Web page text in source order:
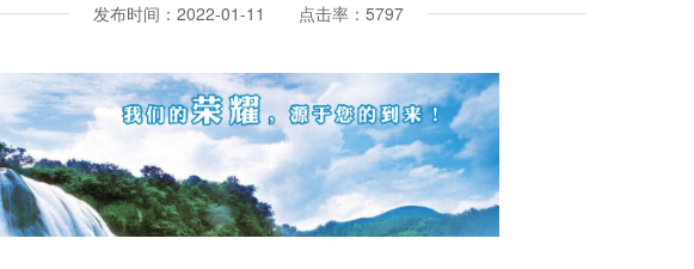
发布时间：2022-01-11 点击率：5797